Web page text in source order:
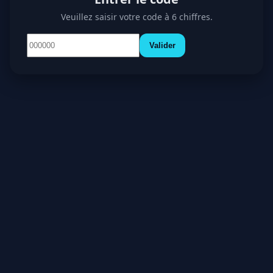
Veuillez saisir votre code à 6 chiffres.
Valider